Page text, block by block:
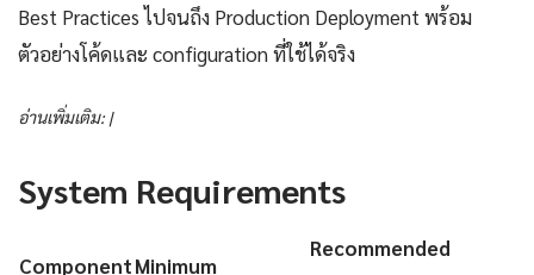
Best Practices ไปจนถึง Production Deployment พร้อม
ตัวอย่างโค้ดและ configuration ที่ใช้ได้จริง
อ่านเพิ่มเติม: |
System Requirements
ComponentMinimum
Recommended